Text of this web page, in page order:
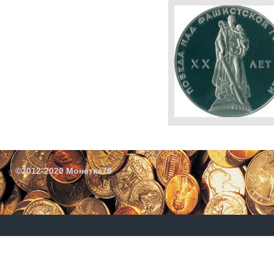
©2012-2020 Монетка78